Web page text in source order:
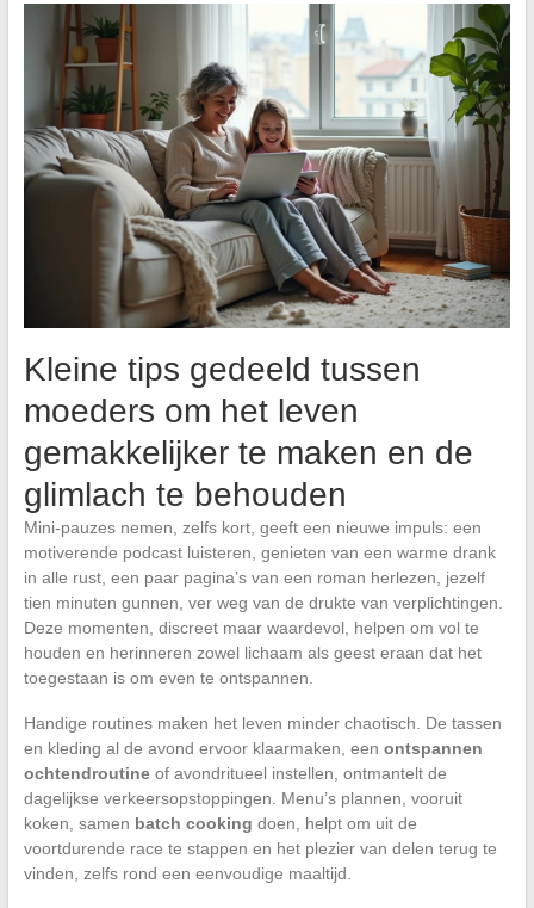
Kleine tips gedeeld tussen
moeders om het leven
gemakkelijker te maken en de
glimlach te behouden
Mini-pauzes nemen, zelfs kort, geeft een nieuwe impuls: een
motiverende podcast luisteren, genieten van een warme drank
in alle rust, een paar pagina’s van een roman herlezen, jezelf
tien minuten gunnen, ver weg van de drukte van verplichtingen.
Deze momenten, discreet maar waardevol, helpen om vol te
houden en herinneren zowel lichaam als geest eraan dat het
toegestaan is om even te ontspannen.
Handige routines maken het leven minder chaotisch. De tassen
en kleding al de avond ervoor klaarmaken, een ontspannen
ochtendroutineof avondritueel instellen, ontmantelt de
dagelijkse verkeersopstoppingen. Menu’s plannen, vooruit
koken, samen batch cooking doen, helpt om uit de
voortdurende race te stappen en het plezier van delen terug te
vinden, zelfs rond een eenvoudige maaltijd.